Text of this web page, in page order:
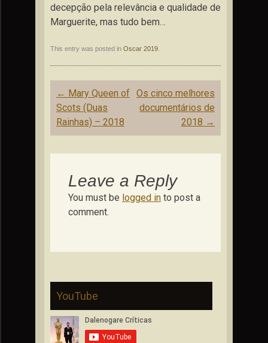
decepção pela relevância e qualidade de
Marguerite, mas tudo bem…
This entry was posted in Oscar 2019
Post
navigation
← Mary Queen of
Scots (Duas
Rainhas) – 2018
Os cinco melhores
documentários de
2018 →
Leave a Reply
You must be logged in to post a
comment.
YouTube